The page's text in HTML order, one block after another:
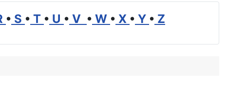
• S • T • U • V • W • X • Y • Z